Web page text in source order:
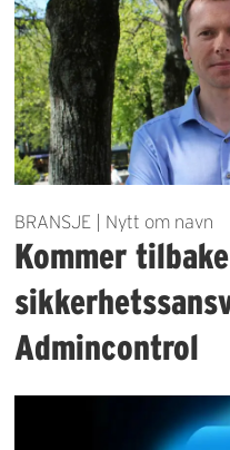
BRANSJE | Nytt om navn
Kommer
Admincontrol